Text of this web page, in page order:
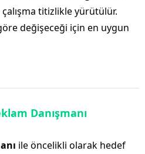
titizlikle yürütülür.
değişeceği için en uygun
Danışmanı
ile öncelikli olarak hedef